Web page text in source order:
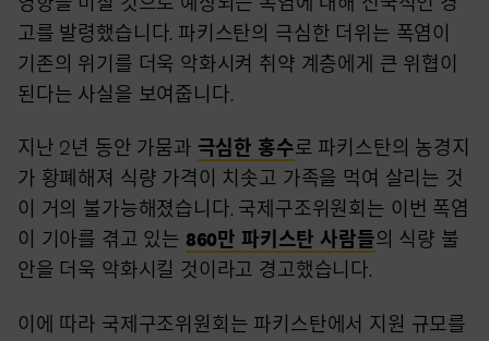
고를 발령했습니다. 파키스탄의 극심한 더위는 폭염이
기존의 위기를 더욱 악화시켜 취약 계층에게 큰 위협이
된다는 사실을 보여줍니다.
지난 2년 동안 가뭄과 극심한 홍수로 파키스탄의 농경지
가 황폐해져 식량 가격이 치솟고 가족을 먹여 살리는 것
이 거의 불가능해졌습니다. 국제구조위원회는 이번 폭염
이 기아를 겪고 있는 860만 파키스탄 사람들의 식량 불
안을 더욱 악화시킬 것이라고 경고했습니다.
이에 따라 국제구조위원회는 파키스탄에서 지원 규모를